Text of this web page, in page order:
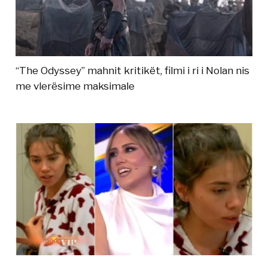
“The Odyssey” mahnit kritikët, filmi i ri i Nolan nis
me vlerësime maksimale